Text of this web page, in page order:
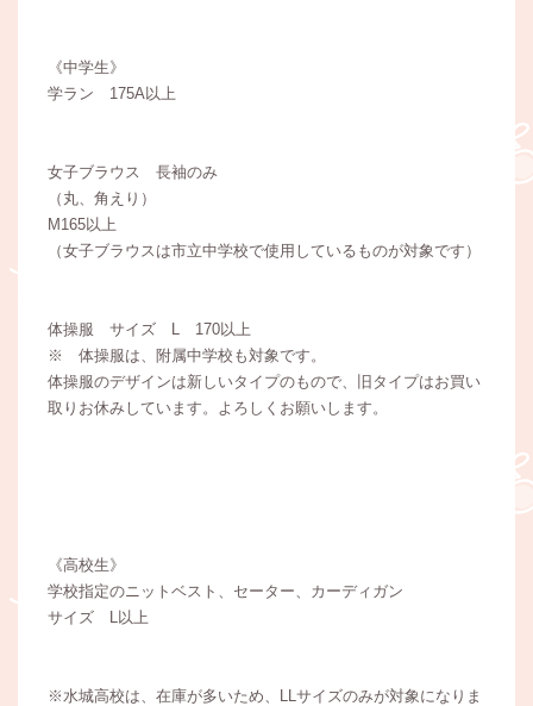
《中学生》
学ラン 175A以上
女子ブラウス 長袖のみ
（丸、角えり）
M165以上
（女子ブラウスは市立中学校で使用しているものが対象です）
体操服 サイズ L 170以上
※ 体操服は、附属中学校も対象です。
体操服のデザインは新しいタイプのもので、旧タイプはお買い
取りお休みしています。よろしくお願いします。
《高校生》
学校指定のニットベスト、セーター、カーディガン
サイズ L以上
※水城高校は、在庫が多いため、LLサイズのみが対象になりま